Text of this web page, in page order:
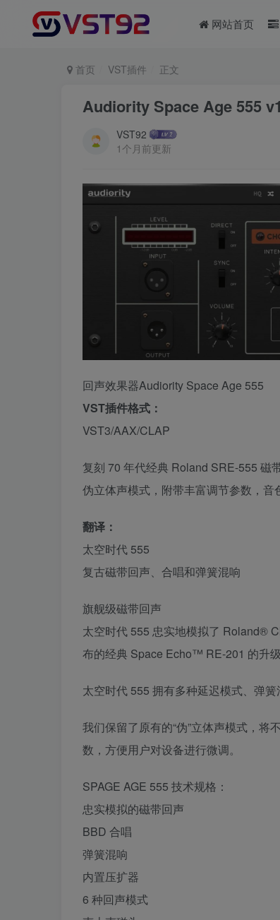
网站首页
首页 VST插件 正文
Audiority Space Age 555
VST92
1个月前更新
回声效果器Audiority Space Age 555
VST插件格式：
VST3/AAX/CLAP
复刻 70 年代经典 Roland SRE-555 磁
伪立体声模式，附带丰富调节参数，音
翻译：
太空时代 555
复古磁带回声、合唱和弹簧混响
旗舰级磁带回声
太空时代 555 忠实地模拟了 Roland®
布的经典 Space Echo™ RE-201 的升级
太空时代 555 拥有多种延迟模式、弹
我们保留了原有的“伪”立体声模式，
数，方便用户对设备进行微调。
SPAGE AGE 555 技术规格：
忠实模拟的磁带回声
BBD 合唱
弹簧混响
内置压扩器
6 种回声模式